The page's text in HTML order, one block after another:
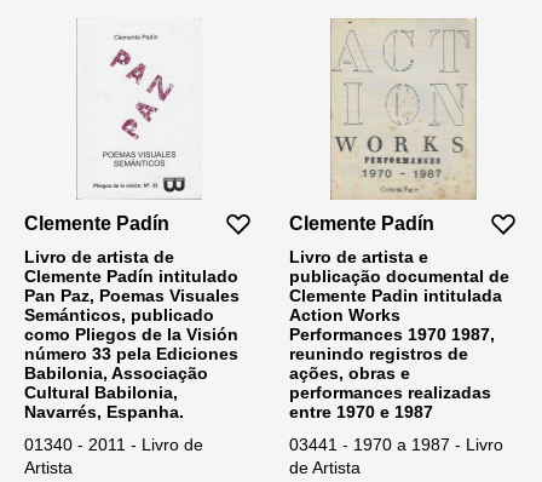
Clemente Padín
Livro de artista de
Clemente Padín intitulado
Pan Paz, Poemas Visuales
Semánticos, publicado
como Pliegos de la Visión
número 33 pela Ediciones
Babilonia, Associação
Cultural Babilonia,
Navarrés, Espanha.
01340 - 2011 - Livro de
Artista
Clemente Padín
Livro de artista e
publicação documental de
Clemente Padin intitulada
Action Works
Performances 1970 1987,
reunindo registros de
ações, obras e
performances realizadas
entre 1970 e 1987
03441 - 1970 a 1987 - Livro
de Artista